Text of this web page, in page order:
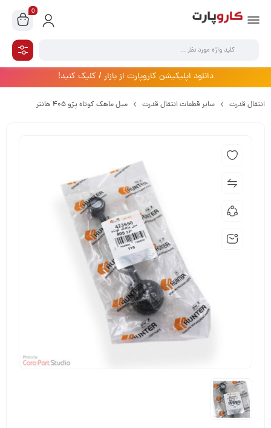
0
دانلود اپلیکیشن کاروپارت از بازار / کلیک کنید!
انتقال قدرت سایر قطعات انتقال قدرت میل ماهک کوتاه پژو 405 هانتر